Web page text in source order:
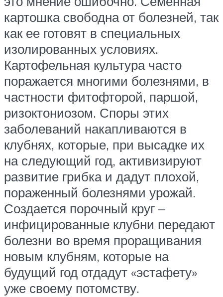
картошка свободна от болезней, так
как ее готовят в специальных
изолированных условиях.
Картофельная культура часто
поражается многими болезнями, в
частности фитофторой, паршой,
ризоктониозом. Споры этих
заболеваний накапливаются в
клубнях, которые, при высадке их
на следующий год, активизируют
развитие грибка и дадут плохой,
пораженный болезнями урожай.
Создается порочный круг –
инфицированные клубни передают
болезни во время проращивания
новым клубням, которые на
будущий год отдадут «эстафету»
уже своему потомству.